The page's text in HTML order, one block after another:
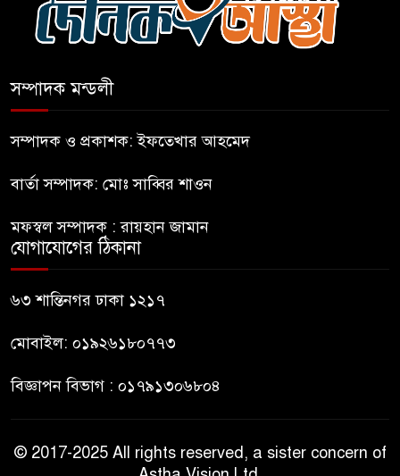
সচিবালয় অভিমুখে ১১ দলীয়
ঐক্যের পদযাত্রা আটকে দিলো
সুযোগ দেওয়ায় ঢাকার ক্ষোভ
অনুষ্ঠানস্থল থেকে বের করে
সম্পাদক মন্ডলী
সম্পাদক ও প্রকাশক: ইফতেখার আহমেদ
বার্তা সম্পাদক: মোঃ সাব্বির শাওন
মফস্বল সম্পাদক : রায়হান জামান
যোগাযোগের ঠিকানা
৬৩ শান্তিনগর ঢাকা ১২১৭
মোবাইল: ০১৯২৬১৮০৭৭৩
বিজ্ঞাপন বিভাগ : ০১৭৯১৩০৬৮০৪
© 2017-2025 All rights reserved, a sister concern of